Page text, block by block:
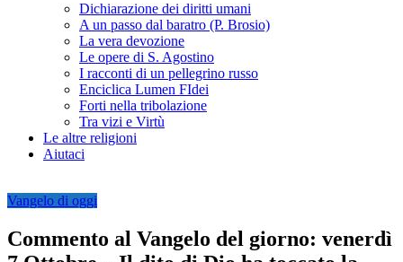
Dichiarazione dei diritti umani
A un passo dal baratro (P. Brosio)
La vera devozione
Le opere di S. Agostino
I racconti di un pellegrino russo
Enciclica Lumen FIdei
Forti nella tribolazione
Tra vizi e Virtù
Le altre religioni
Aiutaci
Vangelo di oggi
Commento al Vangelo del giorno: venerdì